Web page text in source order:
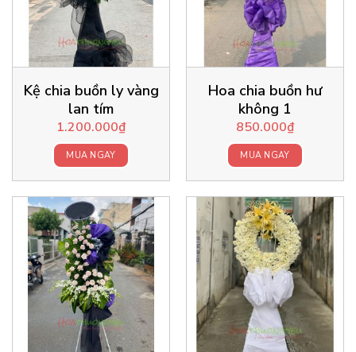
Kệ chia buồn ly vàng
lan tím
1.200.000₫
MUA NGAY
Hoa chia buồn hư
không 1
850.000₫
MUA NGAY